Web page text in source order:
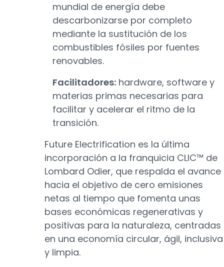
mundial de energía debe
descarbonizarse por completo
mediante la sustitución de los
combustibles fósiles por fuentes
renovables.
Facilitadores: hardware, software y
materias primas necesarias para
facilitar y acelerar el ritmo de la
transición.
Future Electrification es la última
incorporación a la franquicia CLIC™ de
Lombard Odier, que respalda el avance
hacia el objetivo de cero emisiones
netas al tiempo que fomenta unas
bases económicas regenerativas y
positivas para la naturaleza, centradas
en una economía circular, ágil, inclusiva
y limpia.